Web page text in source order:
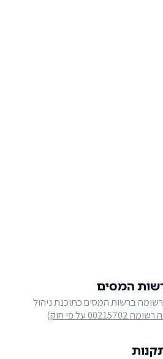
המסים
ברשות המסים כתוכנת ניהול
00215702 על פי חוק )